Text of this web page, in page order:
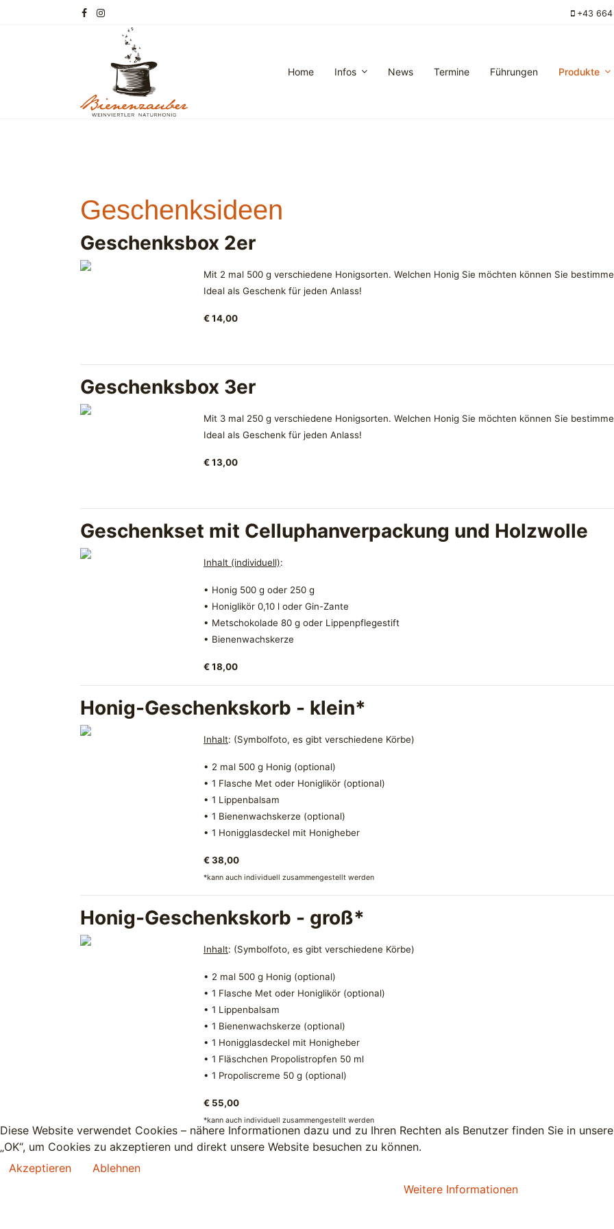
+43
Home Infos News Termine Führungen Produkte
Geschenksideen
Geschenksbox 2er
Mit 2 mal 500 g verschiedene Honigsorten. Welchen Honig Sie möchten können Sie
Ideal als Geschenk für jeden Anlass!
€ 14,00
Geschenksbox 3er
Mit 3 mal 250 g verschiedene Honigsorten. Welchen Honig Sie möchten können Sie
Ideal als Geschenk für jeden Anlass!
€ 13,00
Geschenkset mit Celluphanverpackung und Holzwolle
Inhalt (individuell):
• Honig 500 g oder 250 g
• Honiglikör 0,10 l oder Gin-Zante
• Metschokolade 80 g oder Lippenpflegestift
• Bienenwachskerze
€ 18,00
Honig-Geschenkskorb - klein*
Inhalt: (Symbolfoto, es gibt verschiedene Körbe)
• 2 mal 500 g Honig (optional)
• 1 Flasche Met oder Honiglikör (optional)
• 1 Lippenbalsam
• 1 Bienenwachskerze (optional)
• 1 Honigglasdeckel mit Honigheber
€ 38,00
*kann auch individuell zusammengestellt werden
Honig-Geschenkskorb - groß*
Inhalt: (Symbolfoto, es gibt verschiedene Körbe)
• 2 mal 500 g Honig (optional)
• 1 Flasche Met oder Honiglikör (optional)
• 1 Lippenbalsam
• 1 Bienenwachskerze (optional)
• 1 Honigglasdeckel mit Honigheber
• 1 Fläschchen Propolistropfen 50 ml
• 1 Propoliscreme 50 g (optional)
€ 55,00
*kann auch individuell zusammengestellt werden
Diese Website verwendet Cookies – nähere Informationen dazu und zu Ihren Rechten als Benutzer finden Sie in
„OK“, um Cookies zu akzeptieren und direkt unsere Website besuchen zu können.
Akzeptieren
Ablehnen
Weitere Informationen